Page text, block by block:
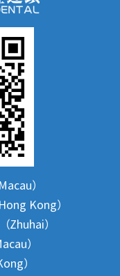
）
Kong）
Zhuhai）
）
）